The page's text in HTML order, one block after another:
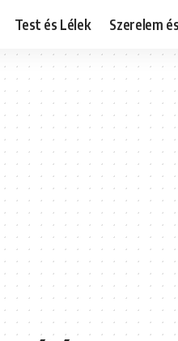
Test és Lélek Szerelem